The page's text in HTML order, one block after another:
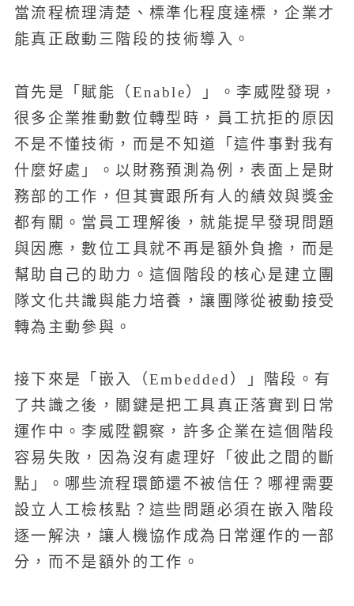
當流程梳理清楚、標準化程度達標，企業才
能真正啟動三階段的技術導入。
首先是「賦能（Enable）」。李威陞發現，
很多企業推動數位轉型時，員工抗拒的原因
不是不懂技術，而是不知道「這件事對我有
什麼好處」。以財務預測為例，表面上是財
務部的工作，但其實跟所有人的績效與獎金
都有關。當員工理解後，就能提早發現問題
與因應，數位工具就不再是額外負擔，而是
幫助自己的助力。這個階段的核心是建立團
隊文化共識與能力培養，讓團隊從被動接受
轉為主動參與。
接下來是「嵌入（Embedded）」階段。有
了共識之後，關鍵是把工具真正落實到日常
運作中。李威陞觀察，許多企業在這個階段
容易失敗，因為沒有處理好「彼此之間的斷
點」。哪些流程環節還不被信任？哪裡需要
設立人工檢核點？這些問題必須在嵌入階段
逐一解決，讓人機協作成為日常運作的一部
分，而不是額外的工作。